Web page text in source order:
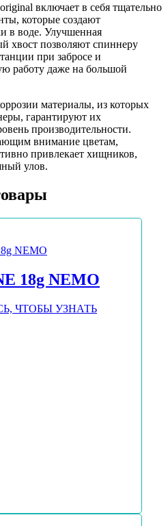
включает в себя тщательно
которые создают
в воде. Улучшенная
хвост позволяют спиннеру
при забросе и
работу даже на большой
материалы, из которых
гарантируют их
производительности.
внимание цветам,
привлекает хищников,
улов.
18g NEMO
ЧТОБЫ УЗНАТЬ